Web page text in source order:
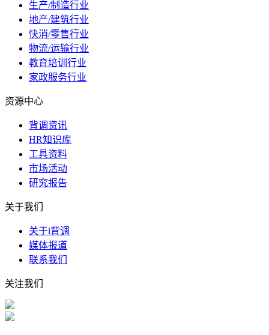
生产/制造行业
地产/建筑行业
快消/零售行业
物流/运输行业
教育培训行业
家政服务行业
资源中心
背调资讯
HR知识库
工具资料
市场活动
研究报告
关于我们
关于i背调
媒体报道
联系我们
关注我们